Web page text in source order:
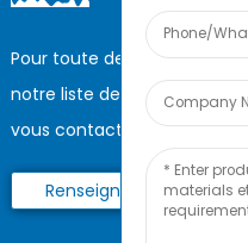
Pour toute demande de
notre liste de prix, veuillez
vous contacterons dans les
Renseignez-Vous